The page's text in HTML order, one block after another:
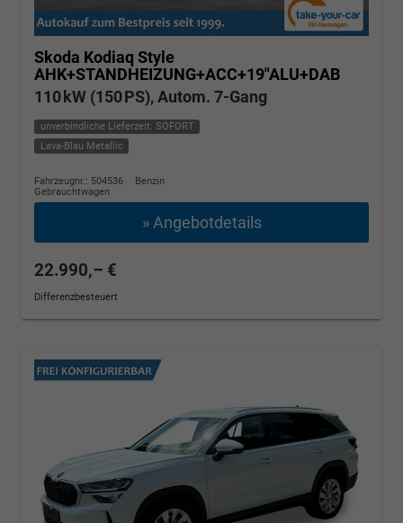
Skoda Kodiaq Style
AHK+STANDHEIZUNG+ACC+19"ALU+DAB
110 kW (150 PS), Autom. 7-Gang
unverbindliche Lieferzeit: SOFORT
Lava-Blau Metallic
Fahrzeugnr.: 504536
Benzin
Gebrauchtwagen
» Angebotdetails
22.990,– €
Differenzbesteuert